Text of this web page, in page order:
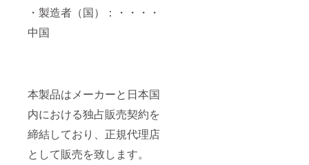
・製造者（国）：・・・・
中国
本製品はメーカーと日本国
内における独占販売契約を
締結しており、正規代理店
として販売を致します。